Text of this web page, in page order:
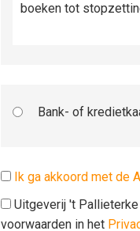
boeken tot
Bank- of
Ik ga akkoord met de
Uitgeverij 't
voorwaarden in het